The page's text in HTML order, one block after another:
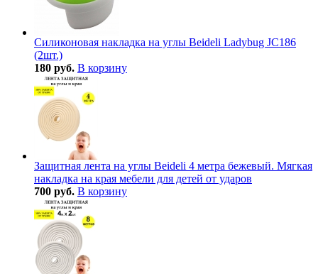
Силиконовая накладка на углы Beideli Ladybug JC186
(2шт.)
180 руб. В корзину
Защитная лента на углы Beideli 4 метра бежевый. Мягкая
накладка на края мебели для детей от ударов
700 руб. В корзину